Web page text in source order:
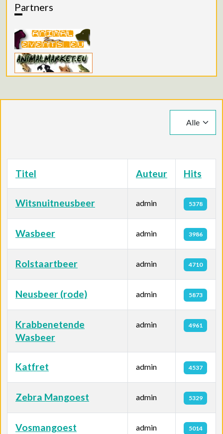
Partners
Titel Auteur Hits
Witsnuitneusbeer admin 5378
Wasbeer admin 3986
Rolstaartbeer admin 4710
Neusbeer (rode) admin 5873
Krabbenetende
Wasbeer
admin 4961
Katfret admin 4537
Zebra Mangoest admin 5329
Vosmangoest admin 5014